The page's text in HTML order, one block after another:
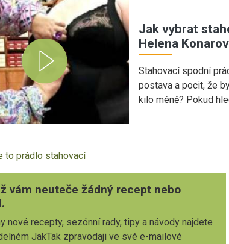
Jak vybrat
Helena
Stahovací spodní
postava a pocit, že
kilo méně? Pokud
to prádlo stahovací
vám neuteče žádný recept nebo
nové recepty, sezónní rady, tipy a návody najdete
JakTak zpravodaji ve své e-mailové